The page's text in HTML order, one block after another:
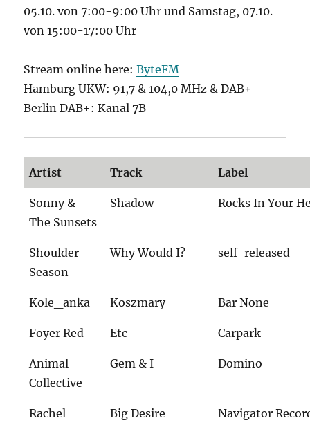
05.10. von 7:00-9:00 Uhr und Samstag, 07.10.
von 15:00-17:00 Uhr
Stream online here:ByteFM
Hamburg UKW: 91,7 & 104,0 MHz & DAB+
Berlin DAB+: Kanal 7B
Artist Track Label
Sonny &
The Sunsets
Shadow Rocks In Your
Shoulder
Season
Why Would I? self-released
Kole_anka Koszmary Bar None
Foyer Red Etc Carpark
Animal
Collective
Gem & I Domino
Rachel
Big Desire Navigator